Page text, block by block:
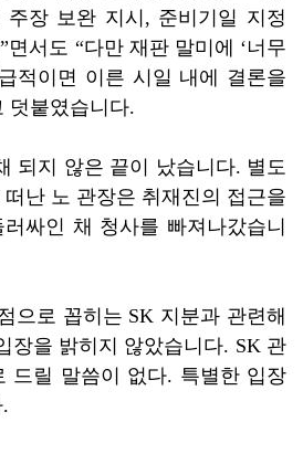
장 보완 지시, 준비기일 지정
면서도 “다만 재판 말미에 ‘너무
적이면 이른 시일 내에 결론을
덧붙였습니다.
되지 않은 끝이 났습니다. 별도
난 노 관장은 취재진의 접근을
싸인 채 청사를 빠져나갔습니
으로 꼽히는 SK 지분과 관련해
장을 밝히지 않았습니다. SK 관
드릴 말씀이 없다. 특별한 입장